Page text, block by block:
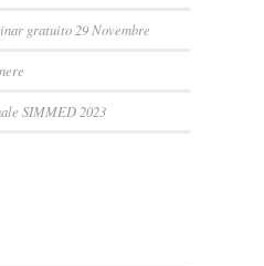
gratuito 29 Novembre
SIMMED 2023